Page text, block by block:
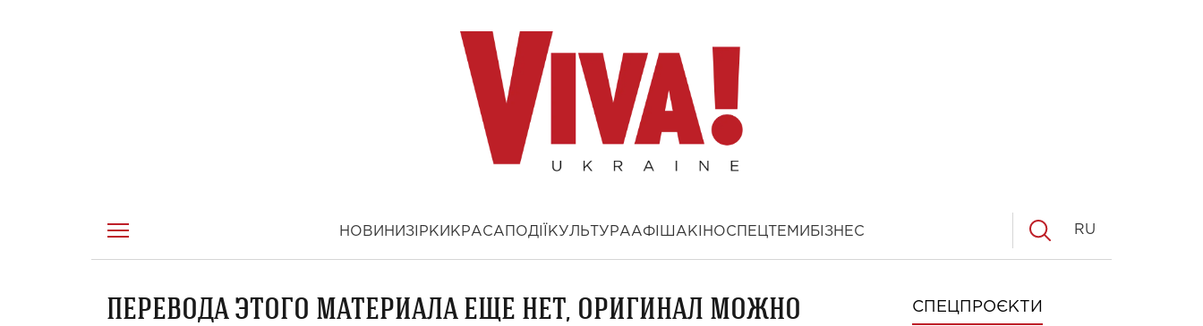
НОВИНИ ЗІРКИ КРАСА ПОДІЇ КУЛЬТУРААФІША КІНОСПЕЦТЕМИ БІЗНЕС RU
ПЕРЕВОДА ЭТОГО МАТЕРИАЛА ЕЩЕ НЕТ, ОРИГИНАЛ МОЖНО
СПЕЦПРОЄКТИ